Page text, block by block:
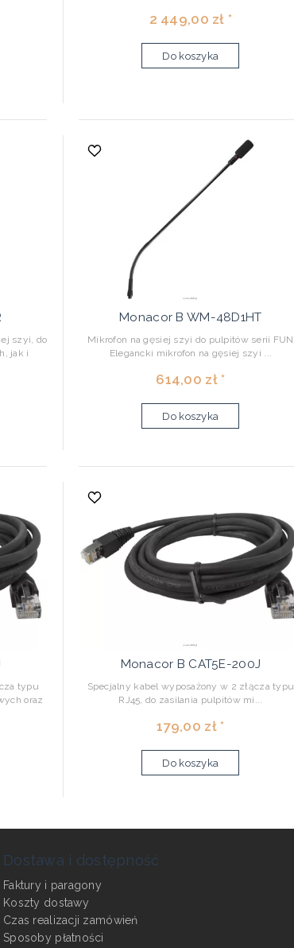
2 449,00 zł *
Do koszyka
szyi, do
jak i
Monacor B WM-48D1HT
Mikrofon na gęsiej szyi do pulpitów serii FUN
Elegancki mikrofon na gęsiej szyi ...
614,00 zł *
Do koszyka
typu
oraz
Monacor B CAT5E-200J
Specjalny kabel wyposażony w 2 złącza typu
RJ45, do zasilania pulpitów mi...
179,00 zł *
Do koszyka
Dostawa i dostępność
Faktury i paragony
Koszty dostawy
Czas realizacji zamówień
Sposoby płatności